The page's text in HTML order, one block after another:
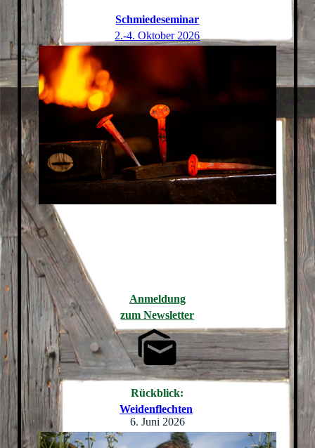
Schmiedeseminar
2.-4. Oktober 2026
Anmeldung
zum Newsletter
Rückblick:
Weidenflechten
6. Juni 2026